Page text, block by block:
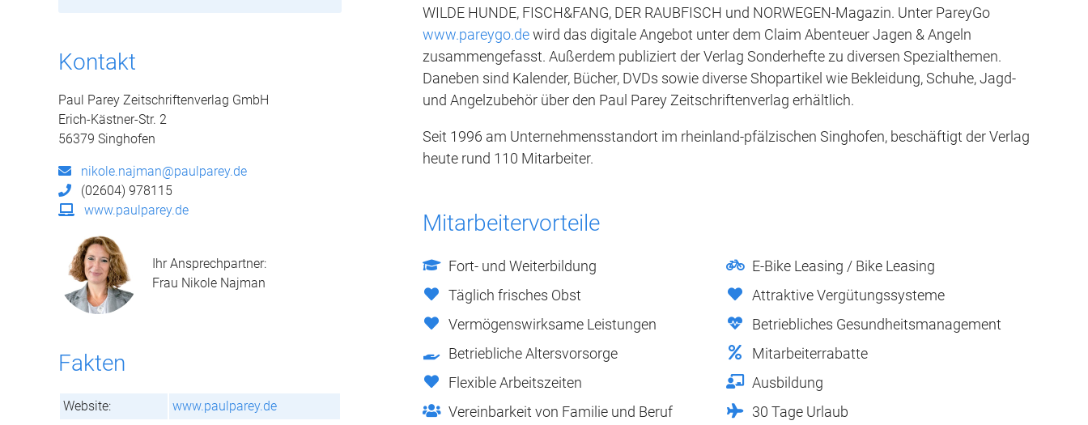
Kontakt
Paul Parey Zeitschriftenverlag GmbH
Erich-Kästner-Str. 2
56379 Singhofen
nikole.najman@paulparey.de
(02604) 978115
www.paulparey.de
Ihr Ansprechpartner:
Frau Nikole Najman
Fakten
Website:
www.paulparey.de
WILDE HUNDE, FISCH&FANG, DER RAUBFISCH und NORWEGEN-Magazin. Unter PareyGo
www.pareygo.dewird das digitale Angebot unter dem Claim Abenteuer Jagen & Angeln
zusammengefasst. Außerdem publiziert der Verlag Sonderhefte zu diversen Spezialthemen.
Daneben sind Kalender, Bücher, DVDs sowie diverse Shopartikel wie Bekleidung, Schuhe, Jagd-
und Angelzubehör über den Paul Parey Zeitschriftenverlag erhältlich.
Seit 1996 am Unternehmensstandort im rheinland-pfälzischen Singhofen, beschäftigt der Verlag
heute rund 110 Mitarbeiter.
Mitarbeitervorteile
Fort- und Weiterbildung
E-Bike Leasing / Bike Leasing
Täglich frisches Obst
Attraktive Vergütungssysteme
Vermögenswirksame Leistungen
Betriebliches Gesundheitsmanagement
Betriebliche Altersvorsorge
Mitarbeiterrabatte
Flexible Arbeitszeiten
Ausbildung
Vereinbarkeit von Familie und Beruf
30 Tage Urlaub